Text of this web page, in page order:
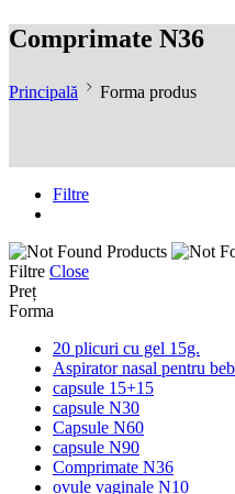
Comprimate N36
Principală Forma produs
Filtre
Filtre Close
Preț
Forma
20 plicuri cu gel 15g.
Aspirator nasal pentru
capsule 15+15
capsule N30
Capsule N60
capsule N90
Comprimate N36
ovule vaginale N10